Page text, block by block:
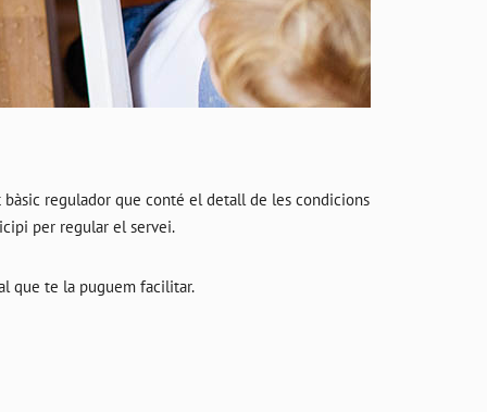
regulador que conté el detall de les condicions
per regular el servei.
que te la puguem facilitar.